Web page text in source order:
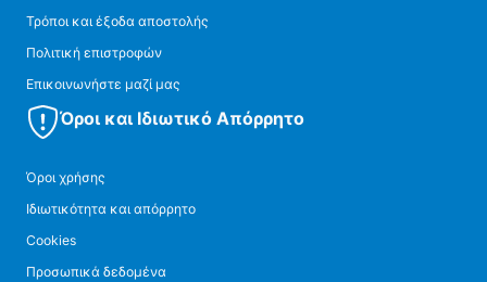
Τρόποι και έξοδα αποστολής
Πολιτική επιστροφών
Επικοινωνήστε μαζί μας
Όροι και Ιδιωτικό Απόρρητο
Όροι χρήσης
Ιδιωτικότητα και απόρρητο
Cookies
Προσωπικά δεδομένα